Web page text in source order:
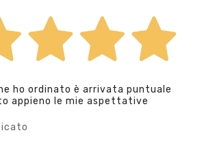
ho ordinato è arrivata puntuale
appieno le mie aspettative